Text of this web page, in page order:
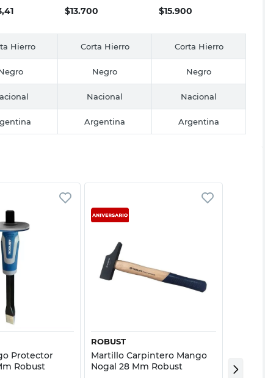
$13.700 $15.900
Hierro Corta Hierro Corta Hierro
Negro Negro
Nacional Nacional
Argentina Argentina
Protector
Robust
ROBUST
Martillo Carpintero Mango
Nogal 28 Mm Robust
Biassoni